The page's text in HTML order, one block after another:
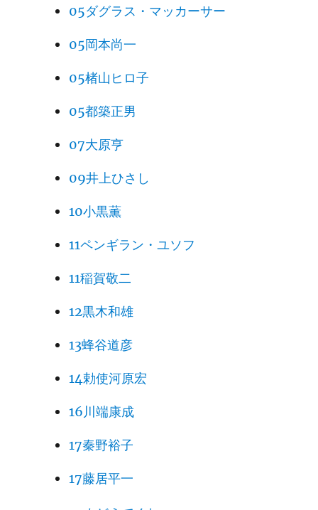
05ダグラス・マッカーサー
05岡本尚一
05楮山ヒロ子
05都築正男
07大原亨
09井上ひさし
10小黒薫
11ペンギラン・ユソフ
11稲賀敬二
12黒木和雄
13蜂谷道彦
14勅使河原宏
16川端康成
17秦野裕子
17藤居平一